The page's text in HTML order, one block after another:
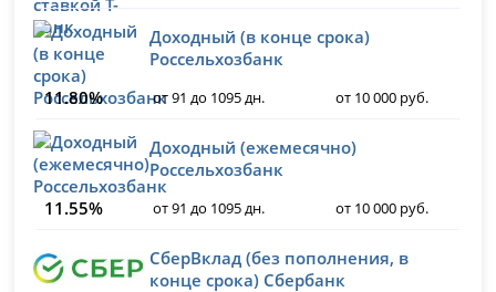
Доходный (в конце срока)
Россельхозбанк
11.80%
от 91 до 1095 дн. от 10 000 руб.
Доходный (ежемесячно)
Россельхозбанк
11.55%
от 91 до 1095 дн. от 10 000 руб.
СберВклад (без пополнения, в
конце срока) Сбербанк